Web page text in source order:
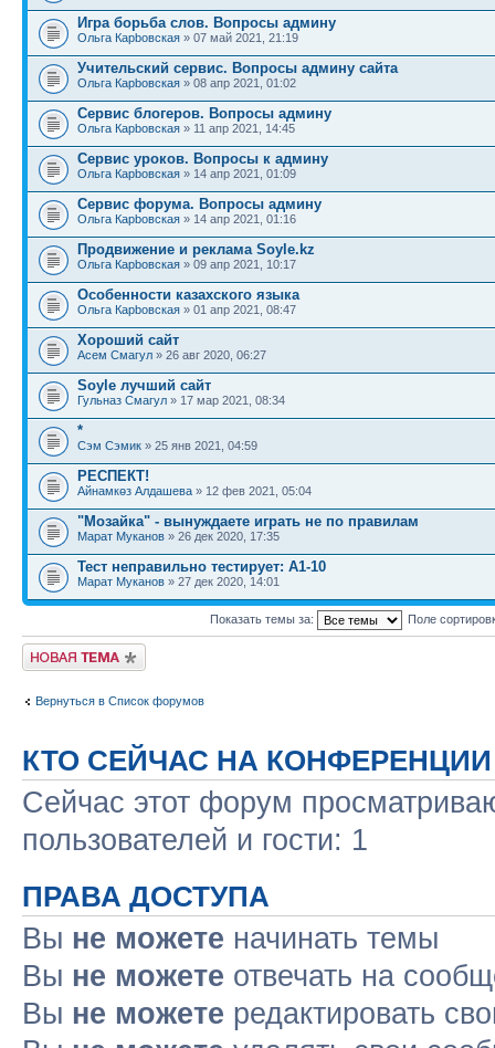
Игра борьба слов. Вопросы админу
Ольга Карbовская » 07 май 2021, 21:19
Учительский сервис. Вопросы админу сайта
Ольга Карbовская » 08 апр 2021, 01:02
Сервис блогеров. Вопросы админу
Ольга Карbовская » 11 апр 2021, 14:45
Сервис уроков. Вопросы к админу
Ольга Карbовская » 14 апр 2021, 01:09
Сервис форума. Вопросы админу
Ольга Карbовская » 14 апр 2021, 01:16
Продвижение и реклама Soyle.kz
Ольга Карbовская » 09 апр 2021, 10:17
Особенности казахского языка
Ольга Карbовская » 01 апр 2021, 08:47
Хороший сайт
Асем Смагул » 26 авг 2020, 06:27
Soyle лучший сайт
Гульназ Смагул » 17 мар 2021, 08:34
*
Сэм Сэмик » 25 янв 2021, 04:59
РЕСПЕКТ!
Айнамкөз Алдашева » 12 фев 2021, 05:04
"Мозайка" - вынуждаете играть не по правилам
Марат Муканов » 26 дек 2020, 17:35
Тест неправильно тестирует: А1-10
Марат Муканов » 27 дек 2020, 14:01
Показать темы за: Поле
Новая тема
Вернуться в Список форумов
КТО СЕЙЧАС НА КОНФЕРЕНЦИИ
Сейчас этот форум
пользователей и гости: 1
ПРАВА ДОСТУПА
Вы не можете начинать темы
Вы не можете отвечать на
Вы не можете редактировать